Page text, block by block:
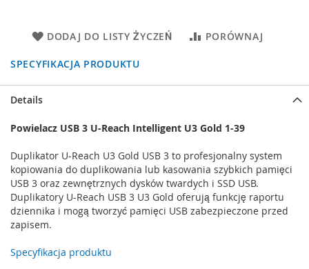
DODAJ DO LISTY ŻYCZEŃ PORÓWNAJ
SPECYFIKACJA PRODUKTU
Details
Powielacz USB 3 U-Reach Intelligent U3 Gold 1-39
Duplikator U-Reach U3 Gold USB 3 to profesjonalny system
kopiowania do duplikowania lub kasowania szybkich pamięci
USB 3 oraz zewnętrznych dysków twardych i SSD USB.
Duplikatory U-Reach USB 3 U3 Gold oferują funkcję raportu
dziennika i mogą tworzyć pamięci USB zabezpieczone przed
zapisem.
Specyfikacja produktu